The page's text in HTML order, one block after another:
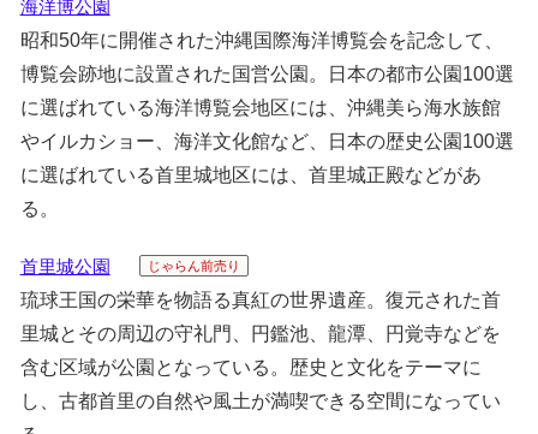
海洋博公園
昭和50年に開催された沖縄国際海洋博覧会を記念して、
博覧会跡地に設置された国営公園。日本の都市公園100選
に選ばれている海洋博覧会地区には、沖縄美ら海水族館
やイルカショー、海洋文化館など、日本の歴史公園100選
に選ばれている首里城地区には、首里城正殿などがあ
る。
首里城公園 じゃらん前売り
琉球王国の栄華を物語る真紅の世界遺産。復元された首
里城とその周辺の守礼門、円鑑池、龍潭、円覚寺などを
含む区域が公園となっている。歴史と文化をテーマに
し、古都首里の自然や風土が満喫できる空間になってい